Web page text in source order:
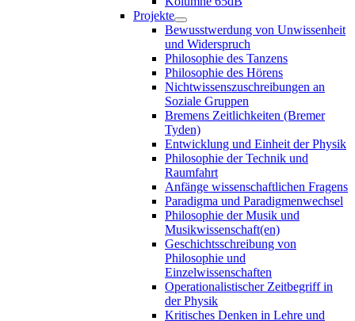
Projekte
Bewusstwerdung von Unwissenheit
und Widerspruch
Philosophie des Tanzens
Philosophie des Hörens
Nichtwissenszuschreibungen an
Soziale Gruppen
Bremens Zeitlichkeiten (Bremer
Tyden)
Entwicklung und Einheit der Physik
Philosophie der Technik und
Raumfahrt
Anfänge wissenschaftlichen Fragens
Paradigma und Paradigmenwechsel
Philosophie der Musik und
Musikwissenschaft(en)
Geschichtsschreibung von
Philosophie und
Einzelwissenschaften
Operationalistischer Zeitbegriff in
der Physik
Kritisches Denken in Lehre und